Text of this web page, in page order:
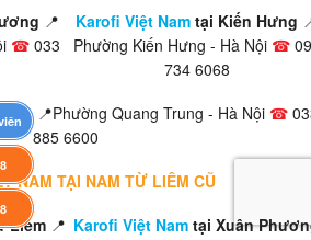
📍
☎ 033
Karofi Việt Nam tại Kiến Hưng
Phường Kiến Hưng - Hà Nội ☎
734 6068
📍Phường Quang Trung - Hà Nội ☎
885 6600
NAM TẠI NAM TỪ LIÊM CŨ
Liêm 📍 Karofi Việt Nam tại Xuân